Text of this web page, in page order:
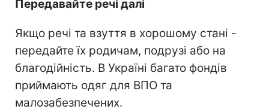
Передавайте речі далі
Якщо речі та взуття в хорошому стані -
передайте їх родичам, подрузі або на
благодійність. В Україні багато фондів
приймають одяг для ВПО та
малозабезпечених.